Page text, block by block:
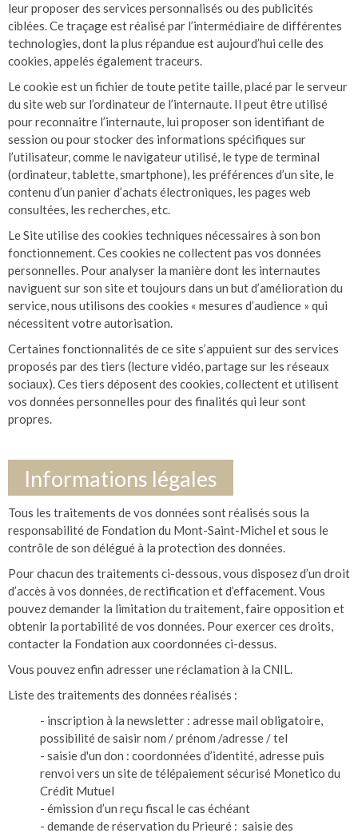
leur proposer des services personnalisés ou des publicités
ciblées. Ce traçage est réalisé par l’intermédiaire de différentes
technologies, dont la plus répandue est aujourd’hui celle des
cookies, appelés également traceurs.
Le cookie est un fichier de toute petite taille, placé par le serveur
du site web sur l’ordinateur de l’internaute. Il peut être utilisé
pour reconnaitre l’internaute, lui proposer son identifiant de
session ou pour stocker des informations spécifiques sur
l’utilisateur, comme le navigateur utilisé, le type de terminal
(ordinateur, tablette, smartphone), les préférences d’un site, le
contenu d’un panier d’achats électroniques, les pages web
consultées, les recherches, etc.
Le Site utilise des cookies techniques nécessaires à son bon
fonctionnement. Ces cookies ne collectent pas vos données
personnelles. Pour analyser la manière dont les internautes
naviguent sur son site et toujours dans un but d’amélioration du
service, nous utilisons des cookies « mesures d’audience » qui
nécessitent votre autorisation.
Certaines fonctionnalités de ce site s’appuient sur des services
proposés par des tiers (lecture vidéo, partage sur les réseaux
sociaux). Ces tiers déposent des cookies, collectent et utilisent
vos données personnelles pour des finalités qui leur sont
propres.
Informations légales
Tous les traitements de vos données sont réalisés sous la
responsabilité de Fondation du Mont-Saint-Michel et sous le
contrôle de son délégué à la protection des données.
Pour chacun des traitements ci-dessous, vous disposez d’un droit
d’accès à vos données, de rectification et d’effacement. Vous
pouvez demander la limitation du traitement, faire opposition et
obtenir la portabilité de vos données. Pour exercer ces droits,
contacter la Fondation aux coordonnées ci-dessus.
Vous pouvez enfin adresser une réclamation à la CNIL.
Liste des traitements des données réalisés :
- inscription à la newsletter : adresse mail obligatoire,
possibilité de saisir nom / prénom /adresse / tel
- saisie d'un don : coordonnées d’identité, adresse puis
renvoi vers un site de télépaiement sécurisé Monetico du
Crédit Mutuel
- émission d’un reçu fiscal le cas échéant
- demande de réservation du Prieuré : saisie des